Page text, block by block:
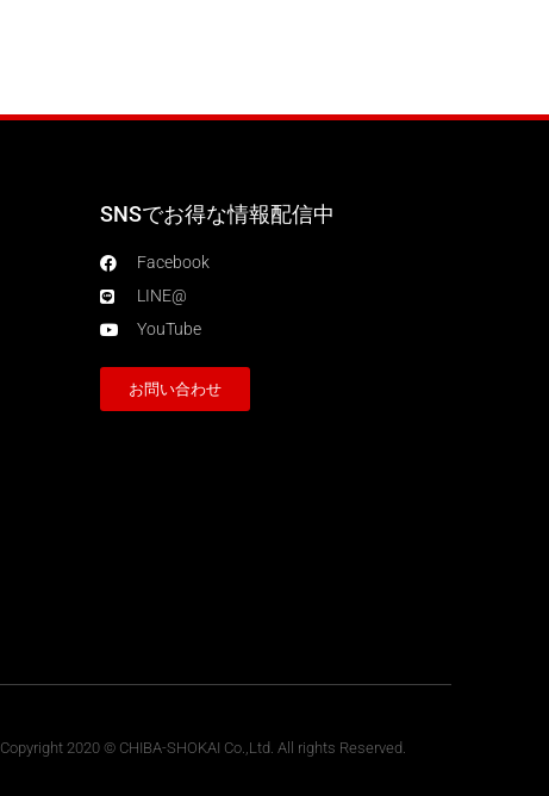
SNSでお得な情報配信中
Facebook
LINE@
YouTube
お問い合わせ
Copyright 2020 © CHIBA-SHOKAI Co.,Ltd. All rights Reserved.